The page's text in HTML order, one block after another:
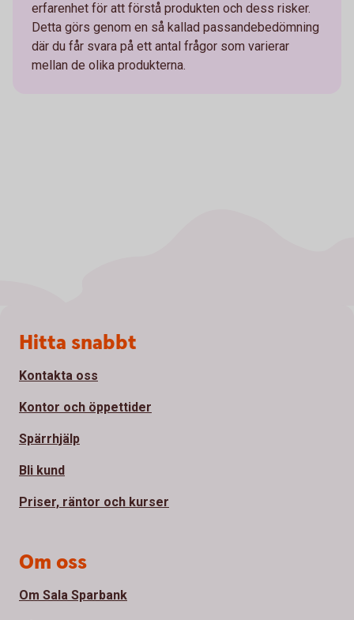
erfarenhet för att förstå produkten och dess risker.
Detta görs genom en så kallad passandebedömning
där du får svara på ett antal frågor som varierar
mellan de olika produkterna.
Sidfot
Hitta snabbt
Kontakta oss
Kontor och öppettider
Spärrhjälp
Bli kund
Priser, räntor och kurser
Om oss
Om Sala Sparbank